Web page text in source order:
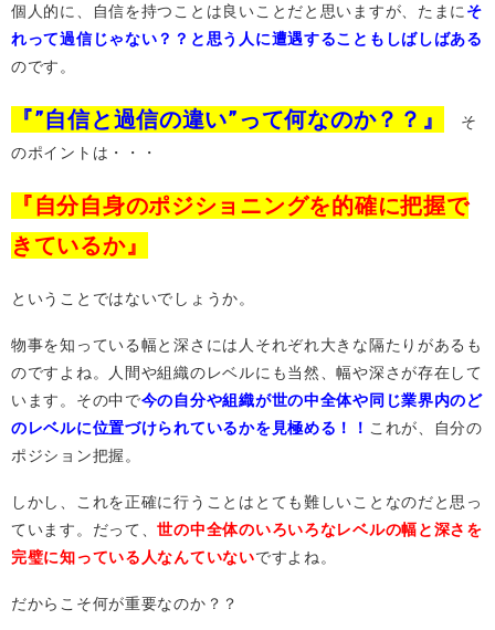
個人的に、自信を持つことは良いことだと思いますが、たまにそ
れって過信じゃない？？と思う人に遭遇することもしばしばある
のです。
『”自信と過信の違い”って何なのか？？』
そ
のポイントは・・・
『自分自身のポジショニングを的確に把握で
きているか』
ということではないでしょうか。
物事を知っている幅と深さには人それぞれ大きな隔たりがあるも
のですよね。人間や組織のレベルにも当然、幅や深さが存在して
います。その中で今の自分や組織が世の中全体や同じ業界内のど
のレベルに位置づけられているかを見極める！！ これが、自分の
ポジション把握。
しかし、これを正確に行うことはとても難しいことなのだと思っ
ています。だって、世の中全体のいろいろなレベルの幅と深さを
完璧に知っている人なんていないですよね。
だからこそ何が重要なのか？？